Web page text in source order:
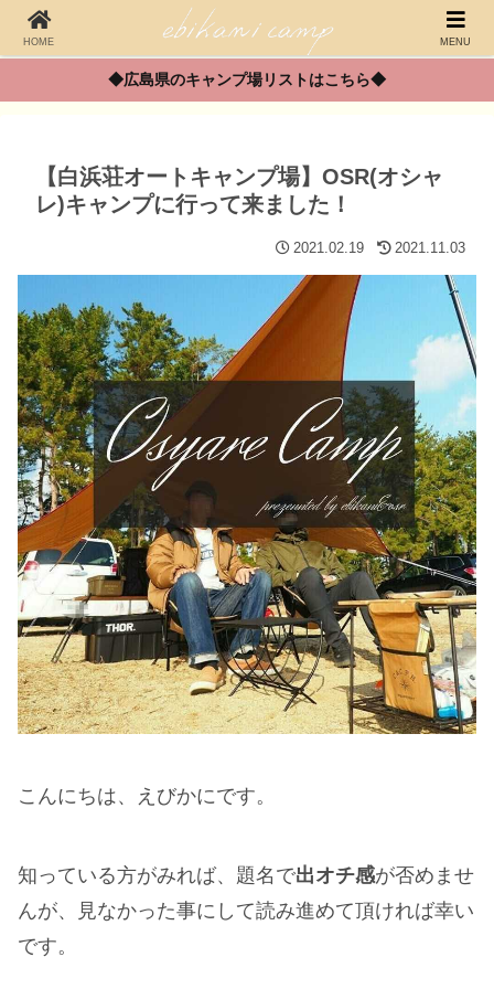
◆広島県のキャンプ場リストはこちら◆
【白浜荘オートキャンプ場】OSR(オシャ
レ)キャンプに行って来ました！
2021.02.19 2021.11.03
こんにちは、えびかにです。
知っている方がみれば、題名で出オチ感が否めませ
んが、見なかった事にして読み進めて頂ければ幸い
です。
HOME MENU